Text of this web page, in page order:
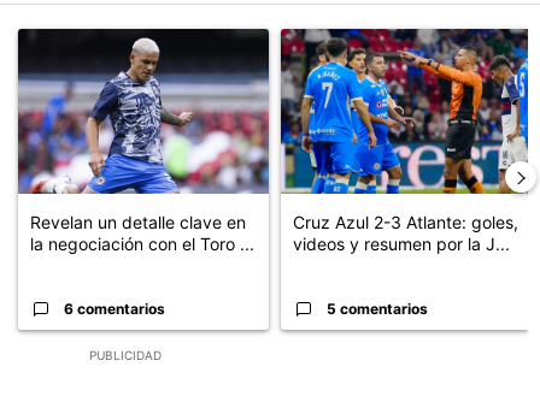
PUBLICIDAD
Un artículo de tendencia con el título "Revelan un detalle clave
Revelan un detalle clave en
la negociación con el Toro ...
6 comentarios
Un artículo de tendencia con el
Cruz Azul 2-3 Atlante: goles,
videos y resumen por la J...
5 comentarios